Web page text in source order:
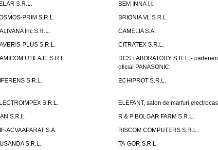
S.R.L.
BEM INNA I.I.
PRIM S.R.L.
BRIONIA VL S.R.L.
Inc S.R.L.
CAMELIA S.A.
PLUS S.R.L.
CITRATEX S.R.L.
UTILAJE S.R.L.
DCS LABORATORY S.R.L. -
oficial PANASONIC
S.R.L.
ECHIPROT S.R.L.
S.R.L.
ELEFANT, salon de marfuri
S.R.L.
R & P BOLGAR FARM S.R.L.
ACVAAPARAT S.A.
RISCOM COMPUTERS S.R.L.
S.R.L.
TA-GOR S.R.L.